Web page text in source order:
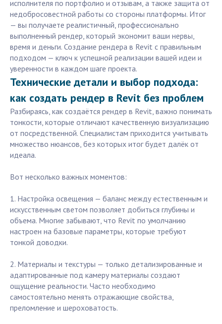
исполнителя по портфолио и отзывам, а также защита от
недобросовестной работы со стороны платформы. Итог
— вы получаете реалистичный, профессионально
выполненный рендер, который экономит ваши нервы,
время и деньги. Создание рендера в Revit с правильным
подходом — ключ к успешной реализации вашей идеи и
уверенности в каждом шаге проекта.
Технические детали и выбор подхода:
как создать рендер в Revit без проблем
Разбираясь, как создаётся рендер в Revit, важно понимать
тонкости, которые отличают качественную визуализацию
от посредственной. Специалистам приходится учитывать
множество нюансов, без которых итог будет далёк от
идеала.
Вот несколько важных моментов:
1. Настройка освещения — баланс между естественным и
искусственным светом позволяет добиться глубины и
объема. Многие забывают, что Revit по умолчанию
настроен на базовые параметры, которые требуют
тонкой доводки.
2. Материалы и текстуры — только детализированные и
адаптированные под камеру материалы создают
ощущение реальности. Часто необходимо
самостоятельно менять отражающие свойства,
преломление и шероховатость.